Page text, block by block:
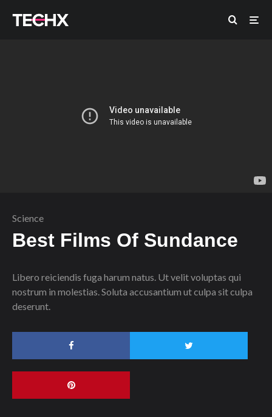
Science
Best Films Of Sundance
Libero reiciendis fuga harum natus. Ut velit voluptas qui
nostrum in molestias. Soluta accusantium ut culpa sit culpa
deserunt.